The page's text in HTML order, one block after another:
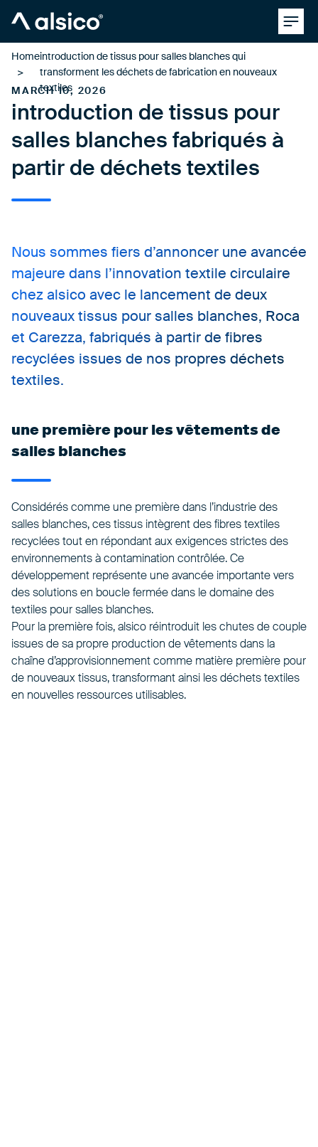
Homeintroduction de tissus pour salles blanches qui
transforment les déchets de fabrication en nouveaux
textiles
MARCH 10, 2026
introduction de tissus pour
salles blanches fabriqués à
partir de déchets textiles
Nous sommes fiers d’annoncer une avancée
majeure dans l’innovation textile circulaire
chez alsico avec le lancement de deux
nouveaux tissus pour salles blanches, Roca
et Carezza, fabriqués à partir de fibres
recyclées issues de nos propres déchets
textiles.
une première pour les vêtements de
salles blanches
Considérés comme une première dans l’industrie des
salles blanches, ces tissus intègrent des fibres textiles
recyclées tout en répondant aux exigences strictes des
environnements à contamination contrôlée. Ce
développement représente une avancée importante vers
des solutions en boucle fermée dans le domaine des
textiles pour salles blanches.
Pour la première fois, alsico réintroduit les chutes de couple
issues de sa propre production de vêtements dans la
chaîne d’approvisionnement comme matière première pour
de nouveaux tissus, transformant ainsi les déchets textiles
en nouvelles ressources utilisables.